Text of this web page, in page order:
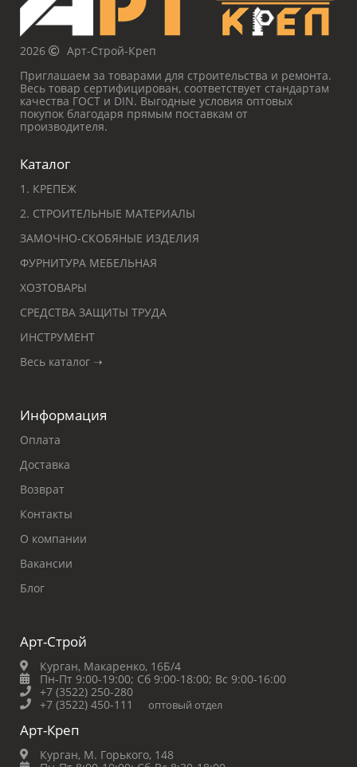
2026
Арт-Строй-Креп
Приглашаем за товарами для строительства и ремонта.
Весь товар сертифицирован, соответствует стандартам
качества ГОСТ и DIN. Выгодные условия оптовых
покупок благодаря прямым поставкам от
производителя.
Каталог
1. КРЕПЕЖ
2. СТРОИТЕЛЬНЫЕ МАТЕРИАЛЫ
ЗАМОЧНО-СКОБЯНЫЕ ИЗДЕЛИЯ
ФУРНИТУРА МЕБЕЛЬНАЯ
ХОЗТОВАРЫ
СРЕДСТВА ЗАЩИТЫ ТРУДА
ИНСТРУМЕНТ
Весь каталог ➝
Информация
Оплата
Доставка
Возврат
Контакты
О компании
Вакансии
Блог
Арт-Строй
Курган, Макаренко, 16Б/4
Пн-Пт 9:00-19:00; Сб 9:00-18:00; Вс 9:00-16:00
+7 (3522) 250-280
+7 (3522) 450-111
оптовый отдел
Арт-Креп
Курган, М. Горького, 148